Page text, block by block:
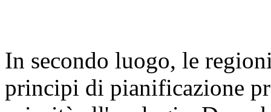
In secondo luogo, le
principi di pianificazione